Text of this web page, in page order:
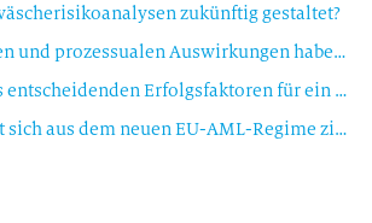
zukünftig gestaltet?
Welche technischen und prozessualen Auswirkungen haben die neuen Prüf- und Dokumentationsanforderungen für Banken?
Was sind die sechs entscheidenden Erfolgsfaktoren für ein effizientes AML Operating Model?
Welches Fazit lässt sich aus dem neuen EU-AML-Regime ziehen?